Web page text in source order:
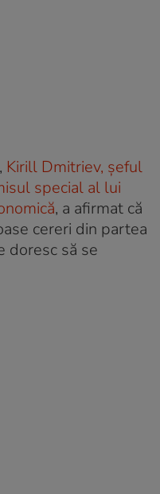
Kirill Dmitriev, șeful
special al lui
, a afirmat că
cereri din partea
doresc să se